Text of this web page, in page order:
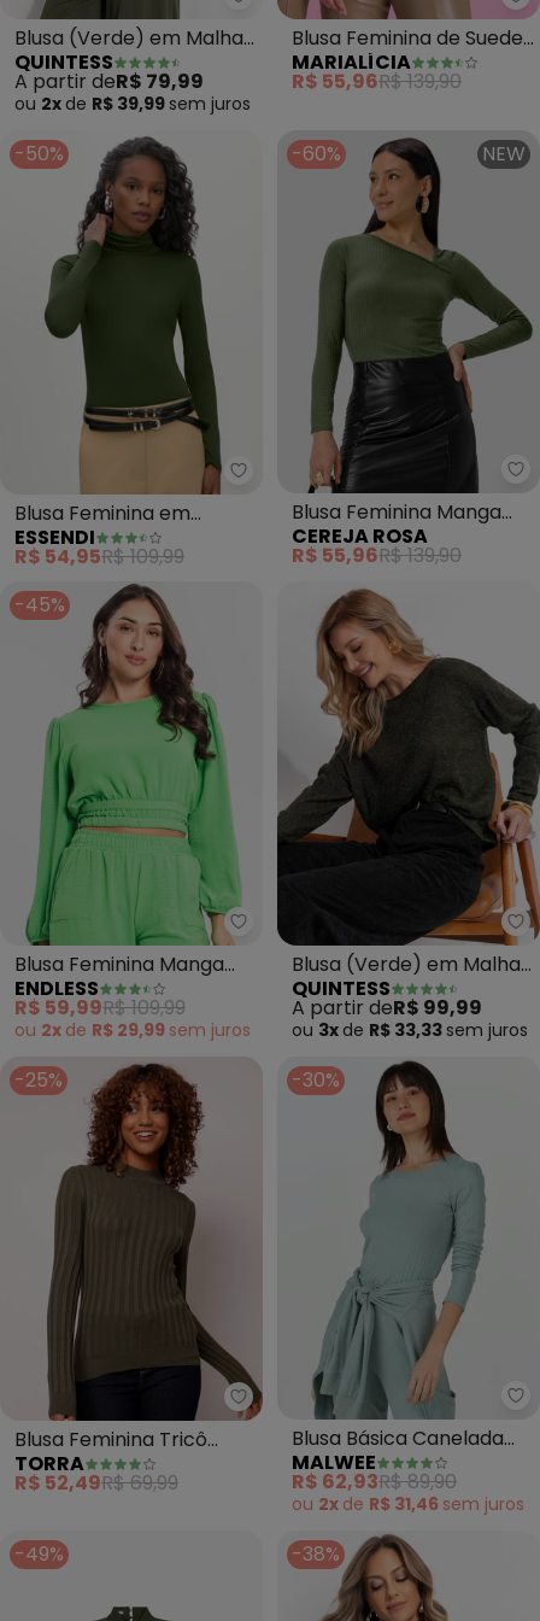
Quintess - Blusa (Verde) em
Blusa (Verde) em Malha
de Viscose
QUINTESS
A partir deR$ 79,99
ou 2x de R$ 39,99 sem juros
Blusa Feminina de Suede
(Verde)
MARIALÍCIA
R$ 55,96R$ 139,90
-50%
Essendi - Blusa Feminina em
Blusa Feminina em
Viscose Gola Alta
(Verde)
ESSENDI
R$ 54,95R$ 109,99
-60% NEW
Blusa Feminina Manga
Longa com Decote
Assimétrico (Verde)
CEREJA ROSA
R$ 55,96R$ 139,90
-45%
Endless - Blusa Feminina
Blusa Feminina Manga
Longa (Verde)
ENDLESS
R$ 59,99R$ 109,99
ou 2x de R$ 29,99 sem juros
Blusa (Verde) em Malha
Tricô
QUINTESS
A partir deR$ 99,99
ou 3x de R$ 33,33 sem juros
-25%
Torra - Blusa Feminina Tricô
Blusa Feminina Tricô
Canelado Manga Longa
(Verde)
TORRA
R$ 52,49R$ 69,99
-30%
Blusa Básica Canelada
Manga Longa (Verde)
MALWEE
R$ 62,93R$ 89,90
ou 2x de R$ 31,46 sem juros
-49% -38%